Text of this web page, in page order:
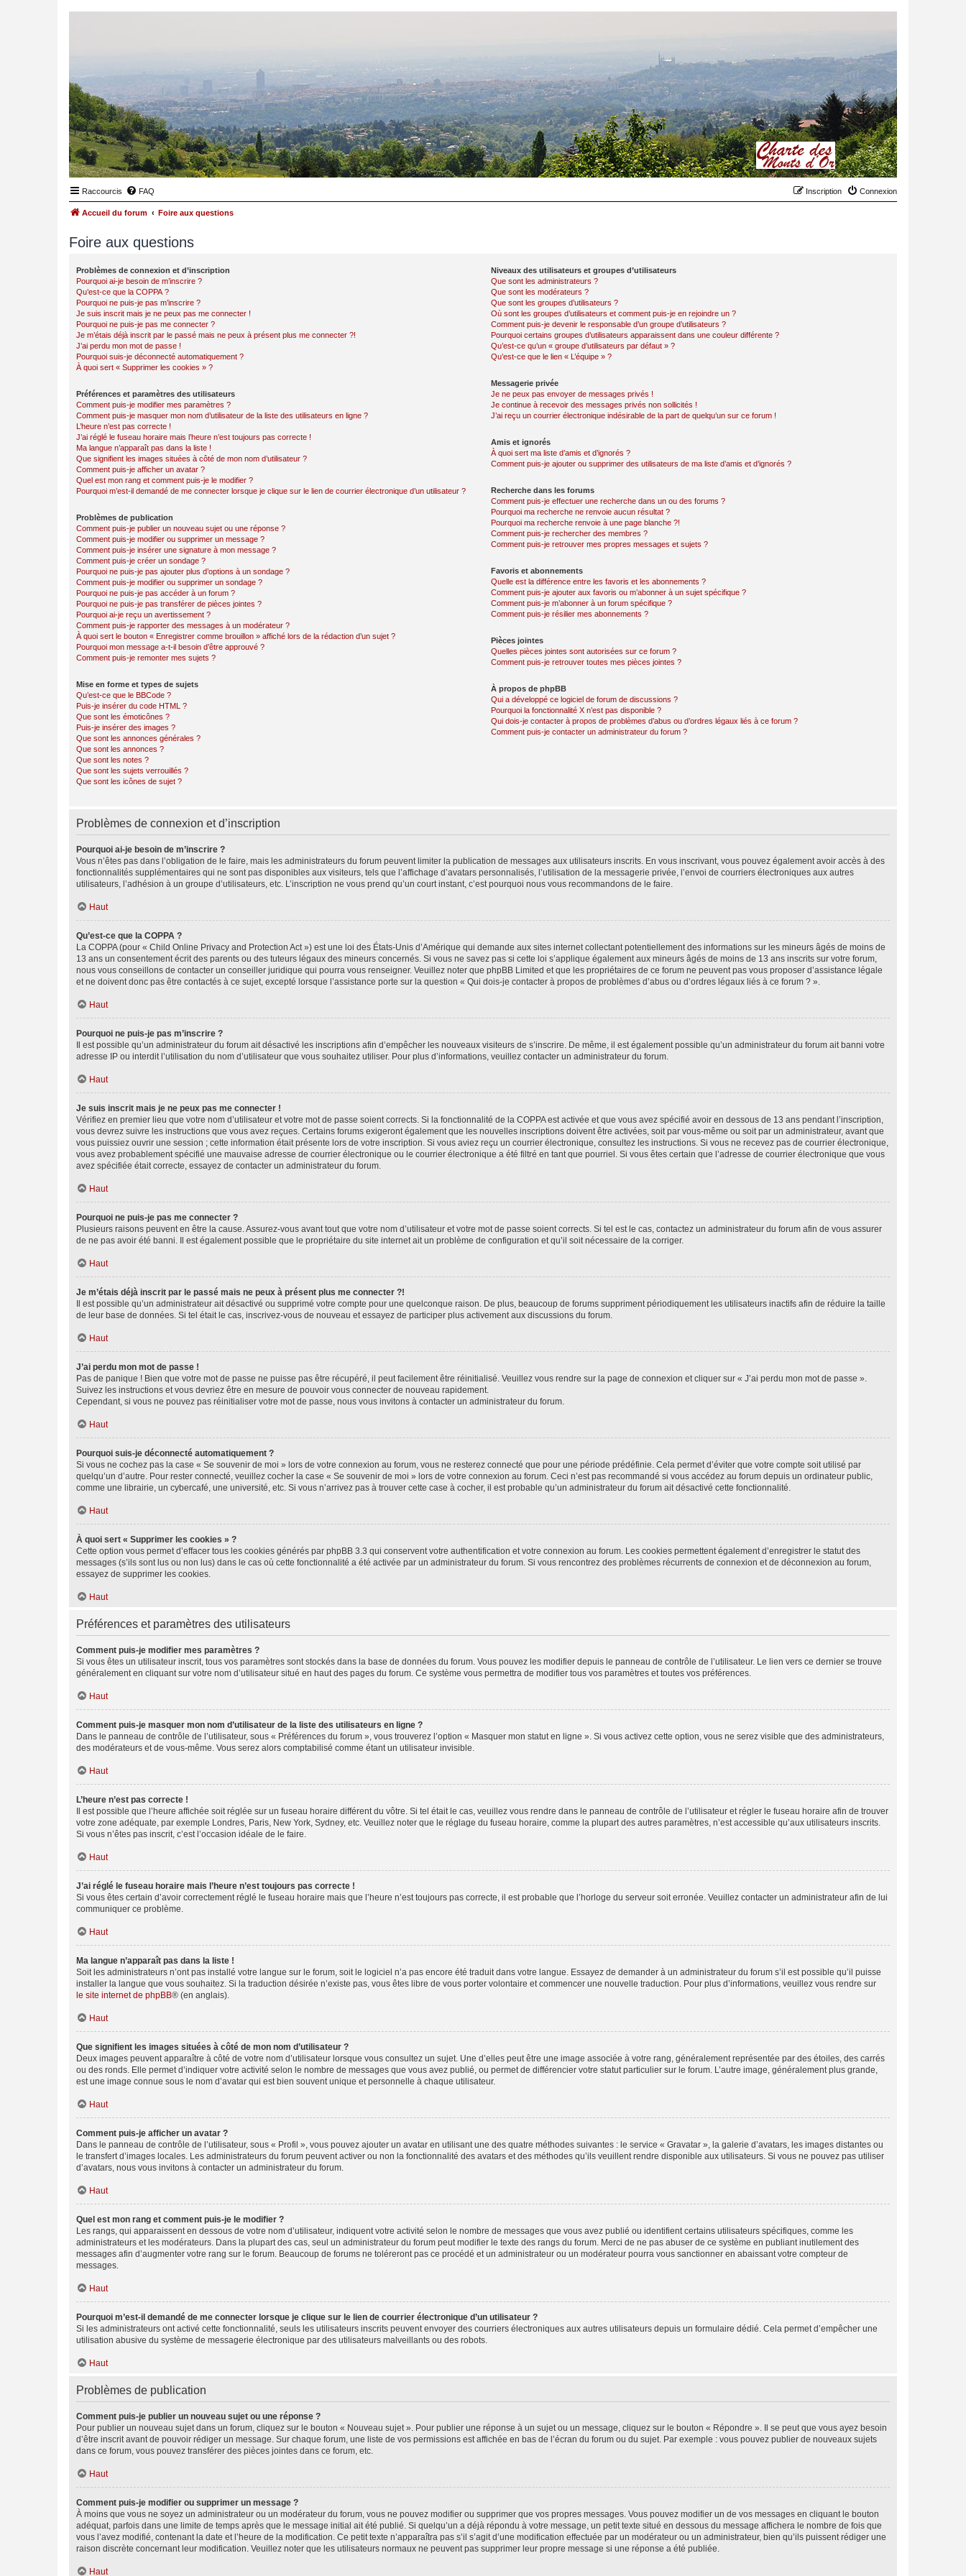
Raccourcis FAQ Connexion
Inscription
Accueil du forum Foire aux questions
Foire aux questions
Problèmes de connexion et d’inscription
Pourquoi ai-je besoin de m’inscrire ?
Qu’est-ce que la COPPA ?
Pourquoi ne puis-je pas m’inscrire ?
Je suis inscrit mais je ne peux pas me connecter !
Pourquoi ne puis-je pas me connecter ?
Je m’étais déjà inscrit par le passé mais ne peux à présent plus me connecter ?!
J’ai perdu mon mot de passe !
Pourquoi suis-je déconnecté automatiquement ?
À quoi sert « Supprimer les cookies » ?
Préférences et paramètres des utilisateurs
Comment puis-je modifier mes paramètres ?
Comment puis-je masquer mon nom d’utilisateur de la liste des utilisateurs en ligne ?
L’heure n’est pas correcte !
J’ai réglé le fuseau horaire mais l’heure n’est toujours pas correcte !
Ma langue n’apparaît pas dans la liste !
Que signifient les images situées à côté de mon nom d’utilisateur ?
Comment puis-je afficher un avatar ?
Quel est mon rang et comment puis-je le modifier ?
Pourquoi m’est-il demandé de me connecter lorsque je clique sur le lien de courrier électronique d’un utilisateur ?
Problèmes de publication
Comment puis-je publier un nouveau sujet ou une réponse ?
Comment puis-je modifier ou supprimer un message ?
Comment puis-je insérer une signature à mon message ?
Comment puis-je créer un sondage ?
Pourquoi ne puis-je pas ajouter plus d’options à un sondage ?
Comment puis-je modifier ou supprimer un sondage ?
Pourquoi ne puis-je pas accéder à un forum ?
Pourquoi ne puis-je pas transférer de pièces jointes ?
Pourquoi ai-je reçu un avertissement ?
Comment puis-je rapporter des messages à un modérateur ?
À quoi sert le bouton « Enregistrer comme brouillon » affiché lors de la rédaction d’un sujet ?
Pourquoi mon message a-t-il besoin d’être approuvé ?
Comment puis-je remonter mes sujets ?
Mise en forme et types de sujets
Qu’est-ce que le BBCode ?
Puis-je insérer du code HTML ?
Que sont les émoticônes ?
Puis-je insérer des images ?
Que sont les annonces générales ?
Que sont les annonces ?
Que sont les notes ?
Que sont les sujets verrouillés ?
Que sont les icônes de sujet ?
Niveaux des utilisateurs et groupes d’utilisateurs
Que sont les administrateurs ?
Que sont les modérateurs ?
Que sont les groupes d’utilisateurs ?
Où sont les groupes d’utilisateurs et comment puis-je en rejoindre un ?
Comment puis-je devenir le responsable d’un groupe d’utilisateurs ?
Pourquoi certains groupes d’utilisateurs apparaissent dans une couleur différente ?
Qu’est-ce qu’un « groupe d’utilisateurs par défaut » ?
Qu’est-ce que le lien « L’équipe » ?
Messagerie privée
Je ne peux pas envoyer de messages privés !
Je continue à recevoir des messages privés non sollicités !
J’ai reçu un courrier électronique indésirable de la part de quelqu’un sur ce forum !
Amis et ignorés
À quoi sert ma liste d’amis et d’ignorés ?
Comment puis-je ajouter ou supprimer des utilisateurs de ma liste d’amis et d’ignorés ?
Recherche dans les forums
Comment puis-je effectuer une recherche dans un ou des forums ?
Pourquoi ma recherche ne renvoie aucun résultat ?
Pourquoi ma recherche renvoie à une page blanche ?!
Comment puis-je rechercher des membres ?
Comment puis-je retrouver mes propres messages et sujets ?
Favoris et abonnements
Quelle est la différence entre les favoris et les abonnements ?
Comment puis-je ajouter aux favoris ou m’abonner à un sujet spécifique ?
Comment puis-je m’abonner à un forum spécifique ?
Comment puis-je résilier mes abonnements ?
Pièces jointes
Quelles pièces jointes sont autorisées sur ce forum ?
Comment puis-je retrouver toutes mes pièces jointes ?
À propos de phpBB
Qui a développé ce logiciel de forum de discussions ?
Pourquoi la fonctionnalité X n’est pas disponible ?
Qui dois-je contacter à propos de problèmes d’abus ou d’ordres légaux liés à ce forum ?
Comment puis-je contacter un administrateur du forum ?
Problèmes de connexion et d’inscription
Pourquoi ai-je besoin de m’inscrire ?
Vous n’êtes pas dans l’obligation de le faire, mais les administrateurs du forum peuvent limiter la publication de messages aux utilisateurs inscrits. En vous inscrivant, vous pouvez également avoir accès à des
fonctionnalités supplémentaires qui ne sont pas disponibles aux visiteurs, tels que l’affichage d’avatars personnalisés, l’utilisation de la messagerie privée, l’envoi de courriers électroniques aux autres
utilisateurs, l’adhésion à un groupe d’utilisateurs, etc. L’inscription ne vous prend qu’un court instant, c’est pourquoi nous vous recommandons de le faire.
Haut
Qu’est-ce que la COPPA ?
La COPPA (pour « Child Online Privacy and Protection Act ») est une loi des États-Unis d’Amérique qui demande aux sites internet collectant potentiellement des informations sur les mineurs âgés de moins de
13 ans un consentement écrit des parents ou des tuteurs légaux des mineurs concernés. Si vous ne savez pas si cette loi s’applique également aux mineurs âgés de moins de 13 ans inscrits sur votre forum,
nous vous conseillons de contacter un conseiller juridique qui pourra vous renseigner. Veuillez noter que phpBB Limited et que les propriétaires de ce forum ne peuvent pas vous proposer d’assistance légale
et ne doivent donc pas être contactés à ce sujet, excepté lorsque l’assistance porte sur la question « Qui dois-je contacter à propos de problèmes d’abus ou d’ordres légaux liés à ce forum ? ».
Haut
Pourquoi ne puis-je pas m’inscrire ?
Il est possible qu’un administrateur du forum ait désactivé les inscriptions afin d’empêcher les nouveaux visiteurs de s’inscrire. De même, il est également possible qu’un administrateur du forum ait banni votre
adresse IP ou interdit l’utilisation du nom d’utilisateur que vous souhaitez utiliser. Pour plus d’informations, veuillez contacter un administrateur du forum.
Haut
Je suis inscrit mais je ne peux pas me connecter !
Vérifiez en premier lieu que votre nom d’utilisateur et votre mot de passe soient corrects. Si la fonctionnalité de la COPPA est activée et que vous avez spécifié avoir en dessous de 13 ans pendant l’inscription,
vous devrez suivre les instructions que vous avez reçues. Certains forums exigeront également que les nouvelles inscriptions doivent être activées, soit par vous-même ou soit par un administrateur, avant que
vous puissiez ouvrir une session ; cette information était présente lors de votre inscription. Si vous aviez reçu un courrier électronique, consultez les instructions. Si vous ne recevez pas de courrier électronique,
vous avez probablement spécifié une mauvaise adresse de courrier électronique ou le courrier électronique a été filtré en tant que pourriel. Si vous êtes certain que l’adresse de courrier électronique que vous
avez spécifiée était correcte, essayez de contacter un administrateur du forum.
Haut
Pourquoi ne puis-je pas me connecter ?
Plusieurs raisons peuvent en être la cause. Assurez-vous avant tout que votre nom d’utilisateur et votre mot de passe soient corrects. Si tel est le cas, contactez un administrateur du forum afin de vous assurer
de ne pas avoir été banni. Il est également possible que le propriétaire du site internet ait un problème de configuration et qu’il soit nécessaire de la corriger.
Haut
Je m’étais déjà inscrit par le passé mais ne peux à présent plus me connecter ?!
Il est possible qu’un administrateur ait désactivé ou supprimé votre compte pour une quelconque raison. De plus, beaucoup de forums suppriment périodiquement les utilisateurs inactifs afin de réduire la taille
de leur base de données. Si tel était le cas, inscrivez-vous de nouveau et essayez de participer plus activement aux discussions du forum.
Haut
J’ai perdu mon mot de passe !
Pas de panique ! Bien que votre mot de passe ne puisse pas être récupéré, il peut facilement être réinitialisé. Veuillez vous rendre sur la page de connexion et cliquer sur « J’ai perdu mon mot de passe ».
Suivez les instructions et vous devriez être en mesure de pouvoir vous connecter de nouveau rapidement.
Cependant, si vous ne pouvez pas réinitialiser votre mot de passe, nous vous invitons à contacter un administrateur du forum.
Haut
Pourquoi suis-je déconnecté automatiquement ?
Si vous ne cochez pas la case « Se souvenir de moi » lors de votre connexion au forum, vous ne resterez connecté que pour une période prédéfinie. Cela permet d’éviter que votre compte soit utilisé par
quelqu’un d’autre. Pour rester connecté, veuillez cocher la case « Se souvenir de moi » lors de votre connexion au forum. Ceci n’est pas recommandé si vous accédez au forum depuis un ordinateur public,
comme une librairie, un cybercafé, une université, etc. Si vous n’arrivez pas à trouver cette case à cocher, il est probable qu’un administrateur du forum ait désactivé cette fonctionnalité.
Haut
À quoi sert « Supprimer les cookies » ?
Cette option vous permet d’effacer tous les cookies générés par phpBB 3.3 qui conservent votre authentification et votre connexion au forum. Les cookies permettent également d’enregistrer le statut des
messages (s’ils sont lus ou non lus) dans le cas où cette fonctionnalité a été activée par un administrateur du forum. Si vous rencontrez des problèmes récurrents de connexion et de déconnexion au forum,
essayez de supprimer les cookies.
Haut
Préférences et paramètres des utilisateurs
Comment puis-je modifier mes paramètres ?
Si vous êtes un utilisateur inscrit, tous vos paramètres sont stockés dans la base de données du forum. Vous pouvez les modifier depuis le panneau de contrôle de l’utilisateur. Le lien vers ce dernier se trouve
généralement en cliquant sur votre nom d’utilisateur situé en haut des pages du forum. Ce système vous permettra de modifier tous vos paramètres et toutes vos préférences.
Haut
Comment puis-je masquer mon nom d’utilisateur de la liste des utilisateurs en ligne ?
Dans le panneau de contrôle de l’utilisateur, sous « Préférences du forum », vous trouverez l’option « Masquer mon statut en ligne ». Si vous activez cette option, vous ne serez visible que des administrateurs,
des modérateurs et de vous-même. Vous serez alors comptabilisé comme étant un utilisateur invisible.
Haut
L’heure n’est pas correcte !
Il est possible que l’heure affichée soit réglée sur un fuseau horaire différent du vôtre. Si tel était le cas, veuillez vous rendre dans le panneau de contrôle de l’utilisateur et régler le fuseau horaire afin de trouver
votre zone adéquate, par exemple Londres, Paris, New York, Sydney, etc. Veuillez noter que le réglage du fuseau horaire, comme la plupart des autres paramètres, n’est accessible qu’aux utilisateurs inscrits.
Si vous n’êtes pas inscrit, c’est l’occasion idéale de le faire.
Haut
J’ai réglé le fuseau horaire mais l’heure n’est toujours pas correcte !
Si vous êtes certain d’avoir correctement réglé le fuseau horaire mais que l’heure n’est toujours pas correcte, il est probable que l’horloge du serveur soit erronée. Veuillez contacter un administrateur afin de lui
communiquer ce problème.
Haut
Ma langue n’apparaît pas dans la liste !
Soit les administrateurs n’ont pas installé votre langue sur le forum, soit le logiciel n’a pas encore été traduit dans votre langue. Essayez de demander à un administrateur du forum s’il est possible qu’il puisse
installer la langue que vous souhaitez. Si la traduction désirée n’existe pas, vous êtes libre de vous porter volontaire et commencer une nouvelle traduction. Pour plus d’informations, veuillez vous rendre sur
le site internet de phpBB® (en anglais).
Haut
Que signifient les images situées à côté de mon nom d’utilisateur ?
Deux images peuvent apparaître à côté de votre nom d’utilisateur lorsque vous consultez un sujet. Une d’elles peut être une image associée à votre rang, généralement représentée par des étoiles, des carrés
ou des ronds. Elle permet d’indiquer votre activité selon le nombre de messages que vous avez publié, ou permet de différencier votre statut particulier sur le forum. L’autre image, généralement plus grande,
est une image connue sous le nom d’avatar qui est bien souvent unique et personnelle à chaque utilisateur.
Haut
Comment puis-je afficher un avatar ?
Dans le panneau de contrôle de l’utilisateur, sous « Profil », vous pouvez ajouter un avatar en utilisant une des quatre méthodes suivantes : le service « Gravatar », la galerie d’avatars, les images distantes ou
le transfert d’images locales. Les administrateurs du forum peuvent activer ou non la fonctionnalité des avatars et des méthodes qu’ils veuillent rendre disponible aux utilisateurs. Si vous ne pouvez pas utiliser
d’avatars, nous vous invitons à contacter un administrateur du forum.
Haut
Quel est mon rang et comment puis-je le modifier ?
Les rangs, qui apparaissent en dessous de votre nom d’utilisateur, indiquent votre activité selon le nombre de messages que vous avez publié ou identifient certains utilisateurs spécifiques, comme les
administrateurs et les modérateurs. Dans la plupart des cas, seul un administrateur du forum peut modifier le texte des rangs du forum. Merci de ne pas abuser de ce système en publiant inutilement des
messages afin d’augmenter votre rang sur le forum. Beaucoup de forums ne toléreront pas ce procédé et un administrateur ou un modérateur pourra vous sanctionner en abaissant votre compteur de
messages.
Haut
Pourquoi m’est-il demandé de me connecter lorsque je clique sur le lien de courrier électronique d’un utilisateur ?
Si les administrateurs ont activé cette fonctionnalité, seuls les utilisateurs inscrits peuvent envoyer des courriers électroniques aux autres utilisateurs depuis un formulaire dédié. Cela permet d’empêcher une
utilisation abusive du système de messagerie électronique par des utilisateurs malveillants ou des robots.
Haut
Problèmes de publication
Comment puis-je publier un nouveau sujet ou une réponse ?
Pour publier un nouveau sujet dans un forum, cliquez sur le bouton « Nouveau sujet ». Pour publier une réponse à un sujet ou un message, cliquez sur le bouton « Répondre ». Il se peut que vous ayez besoin
d’être inscrit avant de pouvoir rédiger un message. Sur chaque forum, une liste de vos permissions est affichée en bas de l’écran du forum ou du sujet. Par exemple : vous pouvez publier de nouveaux sujets
dans ce forum, vous pouvez transférer des pièces jointes dans ce forum, etc.
Haut
Comment puis-je modifier ou supprimer un message ?
À moins que vous ne soyez un administrateur ou un modérateur du forum, vous ne pouvez modifier ou supprimer que vos propres messages. Vous pouvez modifier un de vos messages en cliquant le bouton
adéquat, parfois dans une limite de temps après que le message initial ait été publié. Si quelqu’un a déjà répondu à votre message, un petit texte situé en dessous du message affichera le nombre de fois que
vous l’avez modifié, contenant la date et l’heure de la modification. Ce petit texte n’apparaîtra pas s’il s’agit d’une modification effectuée par un modérateur ou un administrateur, bien qu’ils puissent rédiger une
raison discrète concernant leur modification. Veuillez noter que les utilisateurs normaux ne peuvent pas supprimer leur propre message si une réponse a été publiée.
Haut